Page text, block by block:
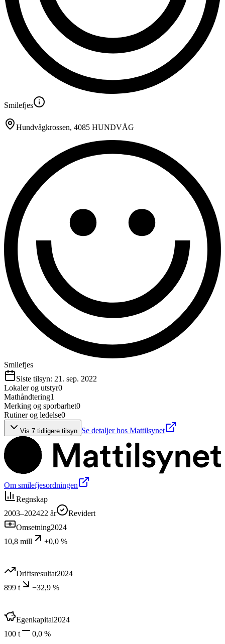
Smilefjes
Hundvågkrossen, 4085 HUNDVÅG
Smilefjes
Siste tilsyn: 21. sep. 2022
Lokaler og utstyr0
Mathåndtering1
Merking og sporbarhet0
Rutiner og ledelse0
Vis 7 tidligere tilsyn Se detaljer hos Mattilsynet
Om smilefjesordningen
Regnskap
2003–202422 år
Revidert
Omsetning2024
10,8 mill
+0,0 %
Driftsresultat2024
899 t
−32,9 %
Egenkapital2024
100 t
0,0 %